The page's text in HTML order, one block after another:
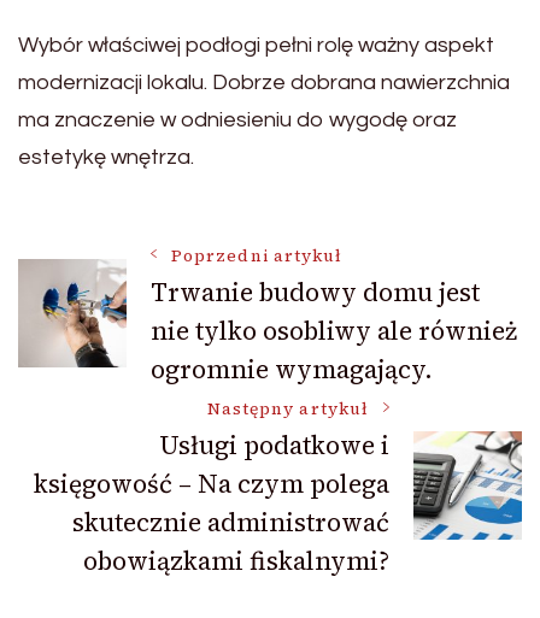
Wybór właściwej podłogi pełni rolę ważny aspekt
modernizacji lokalu. Dobrze dobrana nawierzchnia
ma znaczenie w odniesieniu do wygodę oraz
estetykę wnętrza.
Nawigacja
wpisu
Poprzedni artykuł
Trwanie budowy domu jest
nie tylko osobliwy ale również
ogromnie wymagający.
Następny artykuł
Usługi podatkowe i
księgowość – Na czym polega
skutecznie administrować
obowiązkami fiskalnymi?